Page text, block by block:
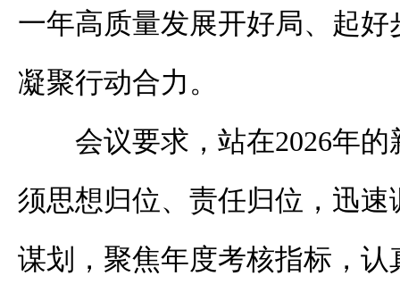
一年高质量发展开好局、起
凝聚行动合力。
会议要求，站在2026年
须思想归位、责任归位，迅
谋划，聚焦年度考核指标，